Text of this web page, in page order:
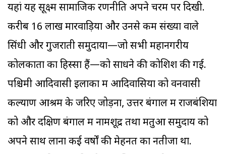
यहां यह सूक्ष्म सामाजिक रणनीति अपने चरम पर दिखी.
करीब 16 लाख मारवाड़ियों और उनसे कम संख्या वाले
सिंधी और गुजराती समुदायों—जो सभी महानगरीय
कोलकाता का हिस्सा हैं—को साधने की कोशिश की गई.
पश्चिमी आदिवासी इलाकों में आदिवासियों को वनवासी
कल्याण आश्रम के जरिए जोड़ना, उत्तर बंगाल में राजबंशियों
को और दक्षिण बंगाल में नामशूद्र तथा मतुआ समुदाय को
अपने साथ लाना कई वर्षों की मेहनत का नतीजा था.